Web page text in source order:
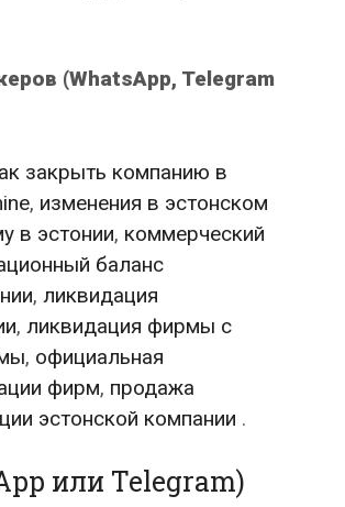
(WhatsApp, Telegram
закрыть компанию в
, изменения в эстонском
в эстонии, коммерческий
баланс
, ликвидация
, ликвидация фирмы с
, официальная
фирм, продажа
эстонской компании .
или Telegram)